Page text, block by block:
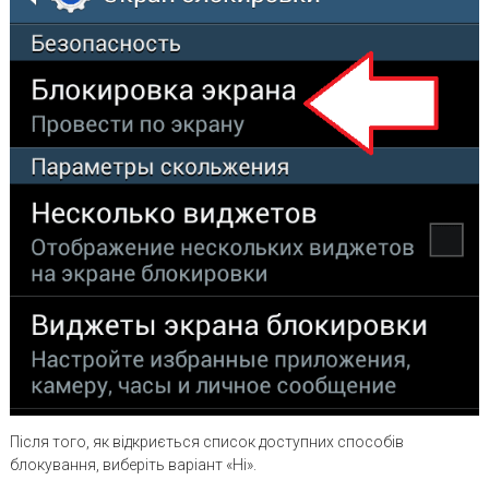
Після того, як відкриється список доступних способів
блокування, виберіть варіант «Ні».